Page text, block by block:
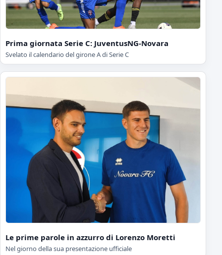
Prima giornata Serie C: JuventusNG-Novara
Svelato il calendario del girone A di Serie C
Le prime parole in azzurro di Lorenzo Moretti
Nel giorno della sua presentazione ufficiale